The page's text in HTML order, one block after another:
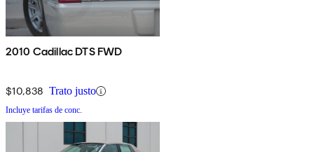
2010 Cadillac DTS FWD
$10,838 Trato justo
Incluye tarifas de conc.